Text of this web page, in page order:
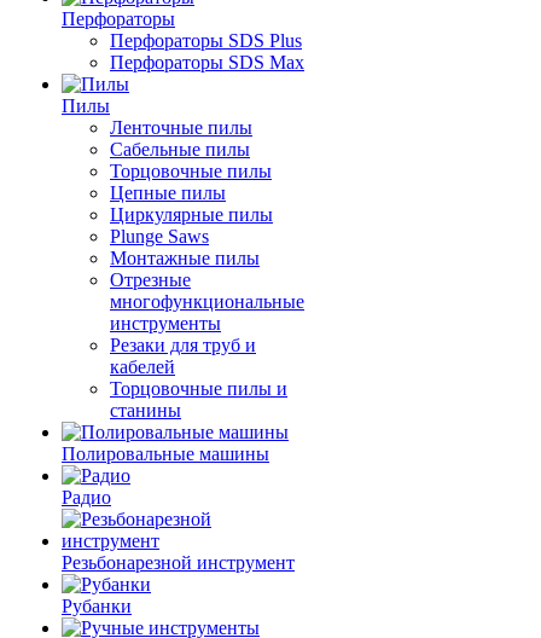
Перфораторы
Перфораторы SDS Plus
Перфораторы SDS Max
Пилы
Ленточные пилы
Сабельные пилы
Торцовочные пилы
Цепные пилы
Циркулярные пилы
Plunge Saws
Монтажные пилы
Отрезные
многофункциональные
инструменты
Резаки для труб и
кабелей
Торцовочные пилы и
станины
Полировальные машины
Радио
Резьбонарезной инструмент
Рубанки